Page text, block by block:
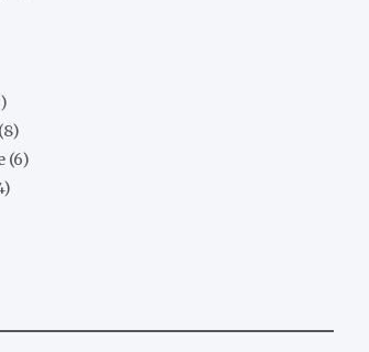
(8)
(6)